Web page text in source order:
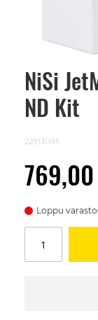
NiSi
ND Kit
229131195
Loppu
Skip
beginning
images